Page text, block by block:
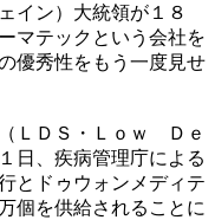
イン）大統領が１８
マテックという会社を
優秀性をもう一度見せ
ＬＤＳ・Ｌｏｗ Ｄｅ
日、疾病管理庁による
とドゥウォンメディテ
個を供給されることに